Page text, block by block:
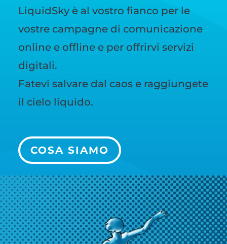
LiquidSky è al vostro fianco per le
vostre campagne di comunicazione
online e offline e per offrirvi servizi
digitali.
Fatevi salvare dal caos e raggiungete
il cielo liquido.
COSA SIAMO